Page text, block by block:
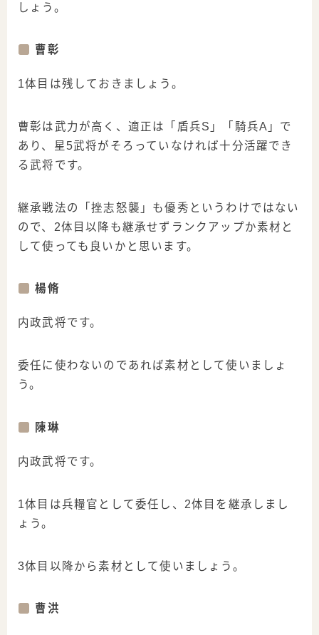
しょう。
曹彰
1体目は残しておきましょう。
曹彰は武力が高く、適正は「盾兵S」「騎兵A」で
あり、星5武将がそろっていなければ十分活躍でき
る武将です。
継承戦法の「挫志怒襲」も優秀というわけではない
ので、2体目以降も継承せずランクアップか素材と
して使っても良いかと思います。
楊脩
内政武将です。
委任に使わないのであれば素材として使いましょ
う。
陳琳
内政武将です。
1体目は兵糧官として委任し、2体目を継承しまし
ょう。
3体目以降から素材として使いましょう。
曹洪